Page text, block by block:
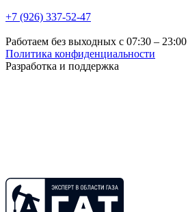
+7 (926) 337-52-47
Работаем без выходных с 07:30 – 23:00
Политика конфиденциальности
Разработка и поддержка